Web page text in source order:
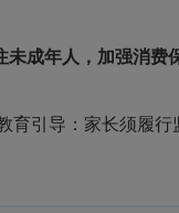
未成年人，加强消费
引导：家长须履行监